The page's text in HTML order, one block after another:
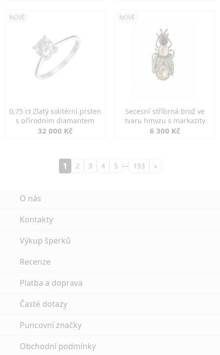
NOVÉ
0,75 ct Zlatý solitérní prsten
s přírodním diamantem
32 000 Kč
NOVÉ
Secesní stříbrná brož ve
tvaru hmyzu s markazity
6 300 Kč
1 2 3 4 5 … 193 »
O nás
Kontakty
Výkup šperků
Recenze
Platba a doprava
Časté dotazy
Puncovní značky
Obchodní podmínky